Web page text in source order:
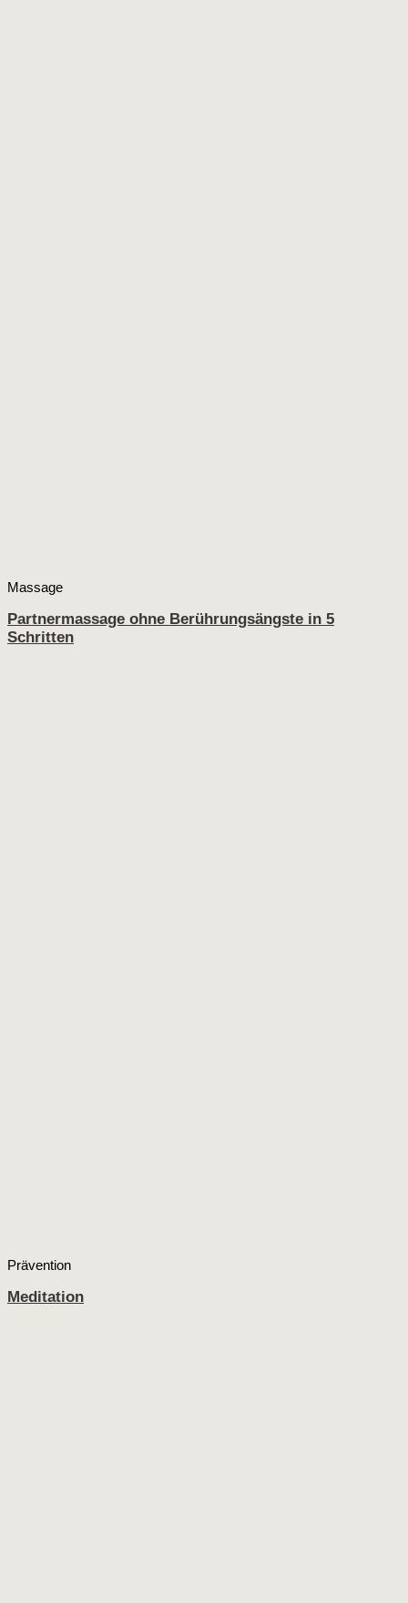
Massage
Partnermassage ohne Berührungsängste in 5
Schritten
Prävention
Meditation